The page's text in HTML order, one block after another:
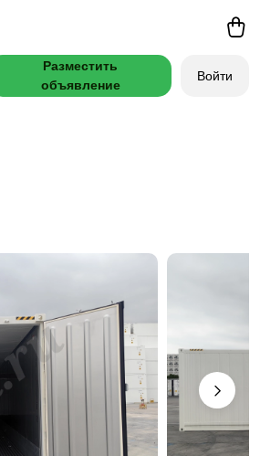
Разместить
объявление
Войти